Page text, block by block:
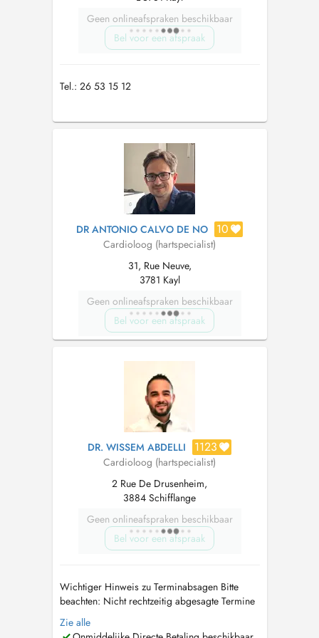
Geen onlineafspraken beschikbaar
Bel voor een afspraak
Tel.: 26 53 15 12
DR ANTONIO CALVO DE NO 10
Cardioloog (hartspecialist)
31, Rue Neuve,
3781 Kayl
Geen onlineafspraken beschikbaar
Bel voor een afspraak
DR. WISSEM ABDELLI 1123
Cardioloog (hartspecialist)
2 Rue De Drusenheim,
3884 Schifflange
Geen onlineafspraken beschikbaar
Bel voor een afspraak
Wichtiger Hinweis zu Terminabsagen Bitte
beachten: Nicht rechtzeitig abgesagte Termine
mind. 24 Std. vorher oder Nichterscheinen
können in Rechnung gestellt werden. Vielen
Zie alle